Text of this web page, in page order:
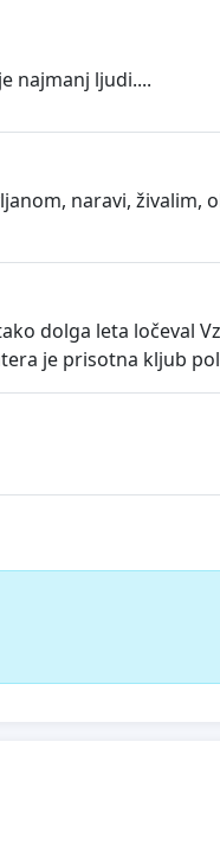
najmanj ljudi....
naravi, živalim,
dolga leta ločeval
je prisotna kljub